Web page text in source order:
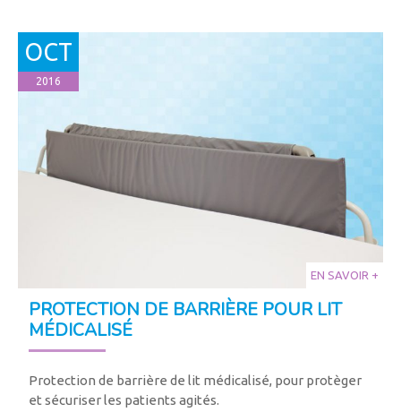
OCT
2016
EN SAVOIR +
PROTECTION DE BARRIÈRE POUR LIT
MÉDICALISÉ
Protection de barrière de lit médicalisé, pour protèger
et sécuriser les patients agités.